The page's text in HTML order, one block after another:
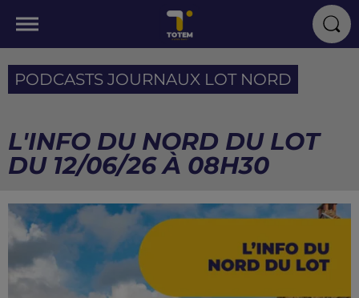
PODCASTS JOURNAUX LOT NORD
L'INFO DU NORD DU LOT
DU 12/06/26 À 08H30